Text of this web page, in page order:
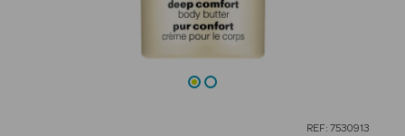
REF: 7530913